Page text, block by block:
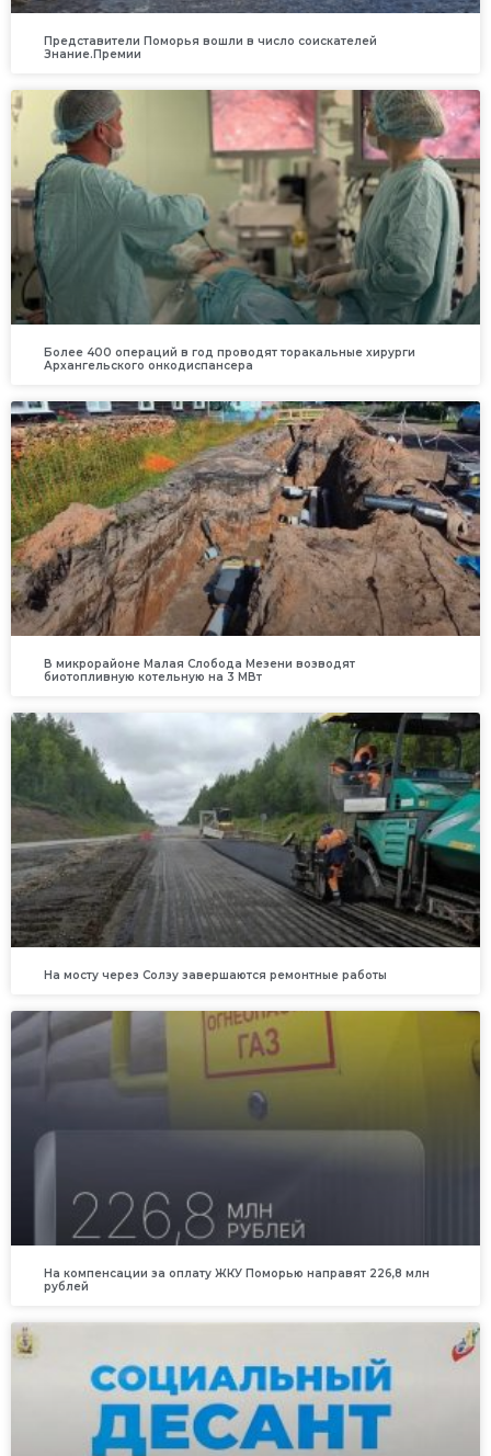
Представители Поморья вошли в число соискателей
Знание.Премии
Более 400 операций в год проводят торакальные хирурги
Архангельского онкодиспансера
В микрорайоне Малая Слобода Мезени возводят
биотопливную котельную на 3 МВт
На мосту через Солзу завершаются ремонтные работы
На компенсации за оплату ЖКУ Поморью направят 226,8 млн
рублей